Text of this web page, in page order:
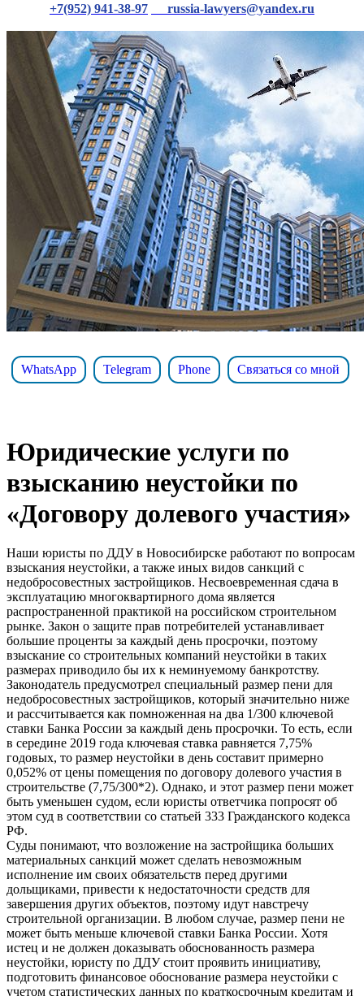
+7(952) 941-38-97 russia-lawyers@yandex.ru
WhatsApp Telegram Phone Связаться со мной
Юридические услуги по
взысканию неустойки по
«Договору долевого участия»
Наши юристы по ДДУ в Новосибирске работают по вопросам
взыскания неустойки, а также иных видов санкций с
недобросовестных застройщиков. Несвоевременная сдача в
эксплуатацию многоквартирного дома является
распространенной практикой на российском строительном
рынке. Закон о защите прав потребителей устанавливает
большие проценты за каждый день просрочки, поэтому
взыскание со строительных компаний неустойки в таких
размерах приводило бы их к неминуемому банкротству.
Законодатель предусмотрел специальный размер пени для
недобросовестных застройщиков, который значительно ниже
и рассчитывается как помноженная на два 1/300 ключевой
ставки Банка России за каждый день просрочки. То есть, если
в середине 2019 года ключевая ставка равняется 7,75%
годовых, то размер неустойки в день составит примерно
0,052% от цены помещения по договору долевого участия в
строительстве (7,75/300*2). Однако, и этот размер пени может
быть уменьшен судом, если юристы ответчика попросят об
этом суд в соответствии со статьей 333 Гражданского кодекса
РФ.
Суды понимают, что возложение на застройщика больших
материальных санкций может сделать невозможным
исполнение им своих обязательств перед другими
дольщиками, привести к недостаточности средств для
завершения других объектов, поэтому идут навстречу
строительной организации. В любом случае, размер пени не
может быть меньше ключевой ставки Банка России. Хотя
истец и не должен доказывать обоснованность размера
неустойки, юристу по ДДУ стоит проявить инициативу,
подготовить финансовое обоснование размера неустойки с
учетом статистических данных по краткосрочным кредитам и